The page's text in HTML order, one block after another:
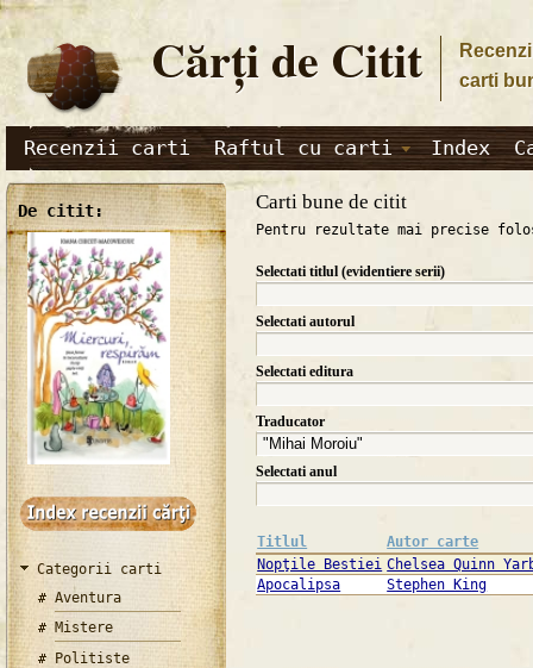
Cărţi de Citit
carti
Recenzii carti Raftul cu carti Index
De citit:
Categorii carti
Aventura
Mistere
Politiste
Carti bune de citit
Pentru rezultate mai precise
Selectati titlul (evidentiere serii)
Selectati autorul
Selectati editura
Traducator
Selectati anul
Titlul
Autor carte
Nopţile Bestiei Chelsea Quinn
Apocalipsa
Stephen King